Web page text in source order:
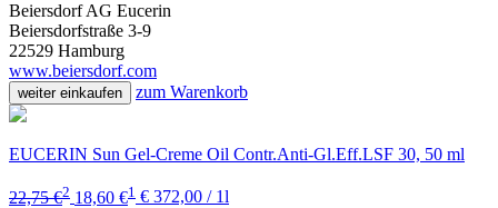
Beiersdorf AG Eucerin
Beiersdorfstraße 3-9
22529 Hamburg
www.beiersdorf.com
weiter einkaufen zum Warenkorb
EUCERIN Sun Gel-Creme Oil Contr.Anti-Gl.Eff.LSF 30, 50 ml
22,75 €2 18,60 €1 € 372,00 / 1l